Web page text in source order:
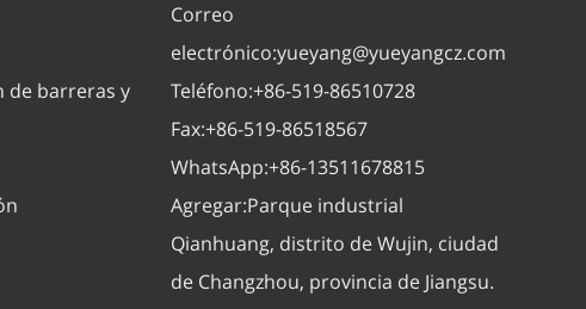
de barreras y
Correo
electrónico:yueyang@yueyangcz.com
Teléfono:+86-519-86510728
Fax:+86-519-86518567
WhatsApp:+86-13511678815
Agregar:Parque industrial
Qianhuang, distrito de Wujin, ciudad
de Changzhou, provincia de Jiangsu.